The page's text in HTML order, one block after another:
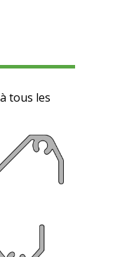
tous les